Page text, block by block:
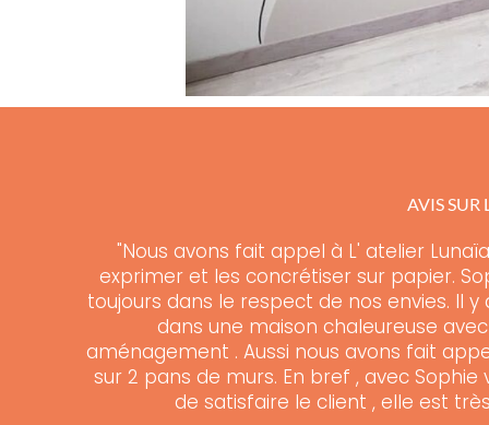
AVIS SUR
"Nous avons fait appel à L' atelier
exprimer et les concrétiser sur papier.
toujours dans le respect de nos envies. Il
dans une maison chaleureuse
aménagement . Aussi nous avons fait
sur 2 pans de murs. En bref , avec
de satisfaire le client , elle est